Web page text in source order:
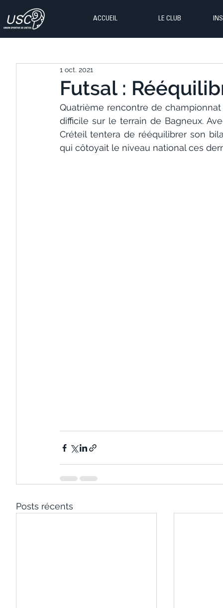
ACCUEIL LE CLUB
Futsal :
1 oct. 2021
Quatrième rencontre de
difficile sur le terrain de Bagneux.
Créteil tentera de rééquilibrer son
qui côtoyait le niveau national ces
Posts récents